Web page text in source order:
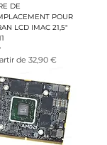
DE
POUR
LCD IMAC 21,5"
de 32,90 €
promotionnel